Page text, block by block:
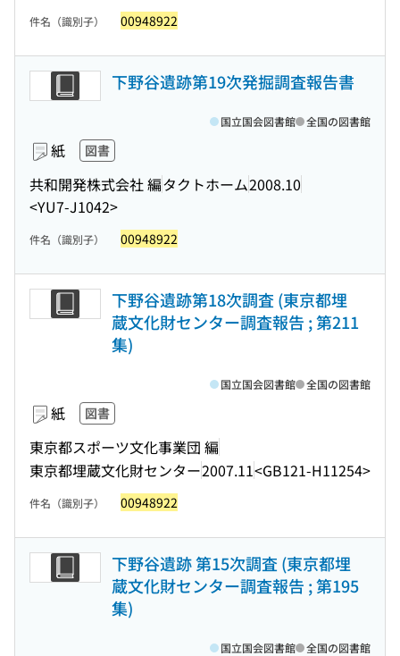
件名（識別子） 00948922
下野谷遺跡第19次発掘調査報告書
紙 図書
共和開発株式会社 編タクトホーム2008.10
<YU7-J1042>
国立国会図書館 全国の図書館
件名（識別子） 00948922
下野谷遺跡第18次調査 (東京都埋
蔵文化財センター調査報告 ; 第211
集)
紙 図書
東京都スポーツ文化事業団 編
東京都埋蔵文化財センター2007.11<GB121-H11254>
国立国会図書館 全国の図書館
件名（識別子） 00948922
下野谷遺跡 第15次調査 (東京都埋
蔵文化財センター調査報告 ; 第195
集)
国立国会図書館 全国の図書館